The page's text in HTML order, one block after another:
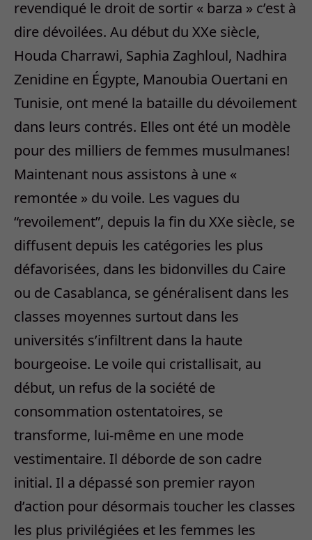
revendiqué le droit de sortir « barza » c’est à
dire dévoilées. Au début du XXe siècle,
Houda Charrawi, Saphia Zaghloul, Nadhira
Zenidine en Égypte, Manoubia Ouertani en
Tunisie, ont mené la bataille du dévoilement
dans leurs contrés. Elles ont été un modèle
pour des milliers de femmes musulmanes!
Maintenant nous assistons à une «
remontée » du voile. Les vagues du
“revoilement”, depuis la fin du XXe siècle, se
diffusent depuis les catégories les plus
défavorisées, dans les bidonvilles du Caire
ou de Casablanca, se généralisent dans les
classes moyennes surtout dans les
universités s’infiltrent dans la haute
bourgeoise. Le voile qui cristallisait, au
début, un refus de la société de
consommation ostentatoires, se
transforme, lui-même en une mode
vestimentaire. Il déborde de son cadre
initial. Il a dépassé son premier rayon
d’action pour désormais toucher les classes
les plus privilégiées et les femmes les